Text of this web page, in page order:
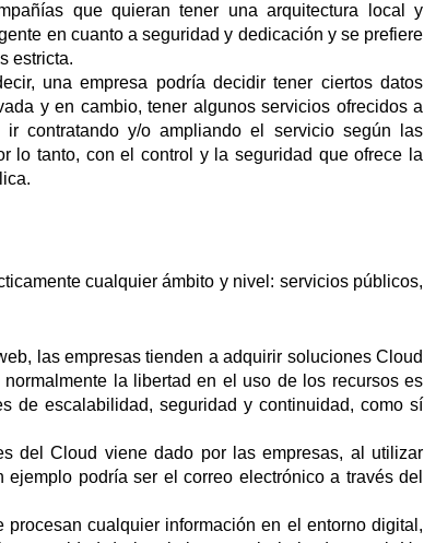
que quieran tener una arquitectura local y
en cuanto a seguridad y dedicación y se prefiere
estricta.
una empresa podría decidir tener ciertos datos
y en cambio, tener algunos servicios ofrecidos a
contratando y/o ampliando el servicio según las
lo tanto, con el control y la seguridad que ofrece la
cualquier ámbito y nivel: servicios públicos,
las empresas tienden a adquirir soluciones Cloud
la libertad en el uso de los recursos es
de escalabilidad, seguridad y continuidad, como sí
del Cloud viene dado por las empresas, al utilizar
podría ser el correo electrónico a través del
cualquier información en el entorno digital,